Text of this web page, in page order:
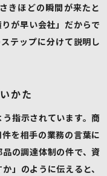
きほどの瞬間が来たと
が早い会社」だからで
テップに分けて説明し
かた
指示されています。商
を相手の業務の言葉に
の調達体制の件で、資
」のように伝えると、